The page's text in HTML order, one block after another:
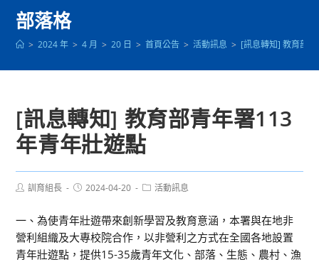
部落格
> 2024 年 > 4 月 > 20 日 > 首頁公告 > 活動訊息 > [訊息轉知] 教育部
[訊息轉知] 教育部青年署113
年青年壯遊點
Post訓育組長
Post2024-04-20
Post活動訊息
一、為使青年壯遊帶來創新學習及教育意涵，本署與在地非
營利組織及大專校院合作，以非營利之方式在全國各地設置
青年壯遊點，提供15-35歲青年文化、部落、生態、農村、漁